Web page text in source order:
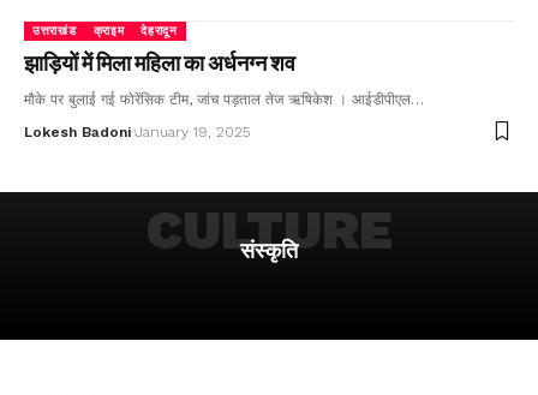
उत्तराखंड क्राइम देहरादून
झाड़ियों में मिला महिला का अर्धनग्न शव
मौके पर बुलाई गई फोरेंसिक टीम, जांच पड़ताल तेज ऋषिकेश । आईडीपीएल…
Lokesh Badoni January 19, 2025
संस्कृति
CULTURE